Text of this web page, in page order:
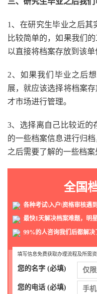
1、在研究生毕业之后其
比较简单的，如果我们
以直接将档案存放到该单
2、如果我们毕业之后
展，就应该选择将档案
才市场进行管理。
3、选择离自己比较近的
的一些档案信息进行归
之后需要了解的一些档案
全国
各种考试\入户\资格审核遇
最快1天解决档案难题，明
99%的人咨询我们后都解决
填写信息免费获取办理流程及所需
您的名字 (必填)
您的电话 (必填)